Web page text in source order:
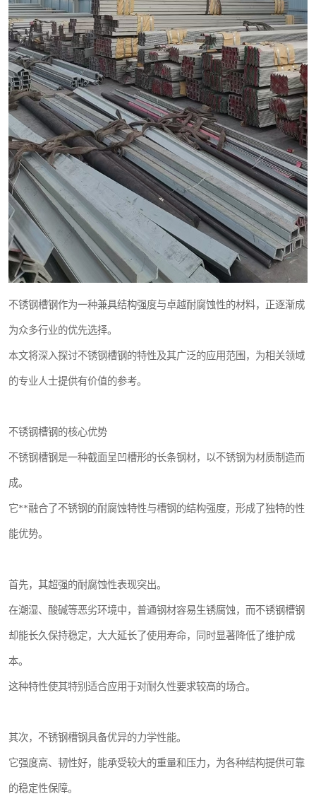
不锈钢槽钢作为一种兼具结构强度与卓越耐腐蚀性的材料，正逐渐成
为众多行业的优先选择。
本文将深入探讨不锈钢槽钢的特性及其广泛的应用范围，为相关领域
的专业人士提供有价值的参考。
不锈钢槽钢的核心优势
不锈钢槽钢是一种截面呈凹槽形的长条钢材，以不锈钢为材质制造而
成。
它**融合了不锈钢的耐腐蚀特性与槽钢的结构强度，形成了独特的性
能优势。
首先，其超强的耐腐蚀性表现突出。
在潮湿、酸碱等恶劣环境中，普通钢材容易生锈腐蚀，而不锈钢槽钢
却能长久保持稳定，大大延长了使用寿命，同时显著降低了维护成
本。
这种特性使其特别适合应用于对耐久性要求较高的场合。
其次，不锈钢槽钢具备优异的力学性能。
它强度高、韧性好，能承受较大的重量和压力，为各种结构提供可靠
的稳定性保障。